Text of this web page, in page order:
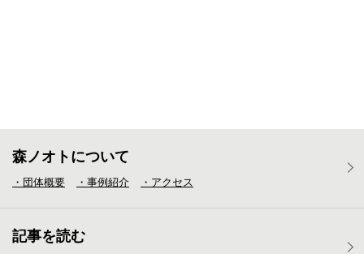
森ノオトについて
・団体概要 ・事例紹介 ・アクセス
記事を読む